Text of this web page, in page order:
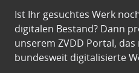
Ist Ihr gesuchtes Werk
digitalen Bestand? Dann
unserem ZVDD Portal, das
bundesweit digitalisierte